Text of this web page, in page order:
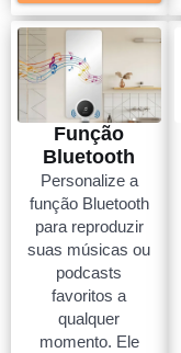
Função
Bluetooth
Personalize a
função Bluetooth
para reproduzir
suas músicas ou
podcasts
favoritos a
qualquer
momento. Ele